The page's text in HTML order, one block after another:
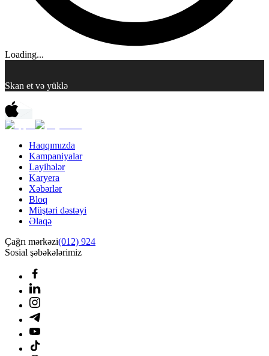
Loading...
Skan et və yüklə
Haqqımızda
Kampaniyalar
Layihələr
Karyera
Xəbərlər
Bloq
Müştəri dəstəyi
Əlaqə
Çağrı mərkəzi(012) 924
Sosial şəbəkələrimiz